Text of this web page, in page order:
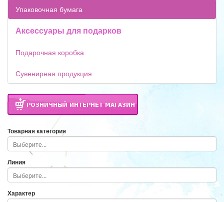
Упаковочная бумага
Аксессуары для подарков
Подарочная коробка
Сувенирная продукция
Товарная категория
Линия
Характер